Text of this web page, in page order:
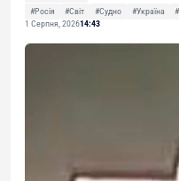
#Росія
#Світ #Судно #Україна
1 Серпня, 202614:43